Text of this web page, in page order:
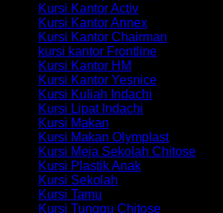
Kursi Kantor Activ
Kursi Kantor Annex
Kursi Kantor Chairman
kursi kantor Frontline
Kursi Kantor HM
Kursi Kantor Yesnice
Kursi Kuliah Indachi
Kursi Lipat Indachi
Kursi Makan
Kursi Makan Olymplast
Kursi Meja Sekolah Chitose
Kursi Plastik Anak
Kursi Sekolah
Kursi Tamu
Kursi Tunggu Chitose